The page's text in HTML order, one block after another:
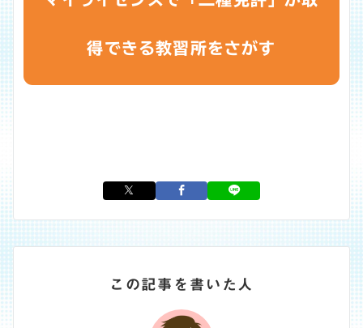
得できる教習所をさがす
この記事を書いた人